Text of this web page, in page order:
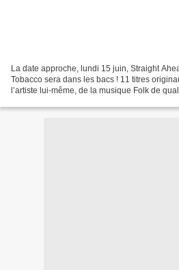
La date approche, lundi 15 juin, Straight
Tobacco sera dans les bacs ! 11 titres
l’artiste lui-même, de la musique Folk de